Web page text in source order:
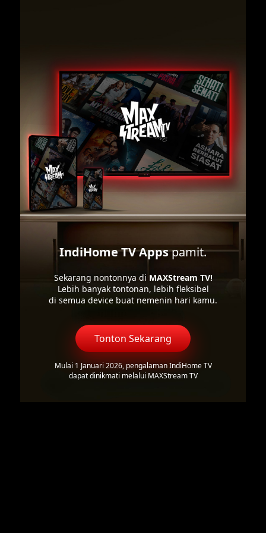
IndiHome TV Appspamit.
Sekarang nontonnya di MAXStream TV!
Lebih banyak tontonan, lebih fleksibel
di semua device buat nemenin hari kamu.
Tonton Sekarang
Mulai 1 Januari 2026, pengalaman IndiHome TV
dapat dinikmati melalui MAXStream TV